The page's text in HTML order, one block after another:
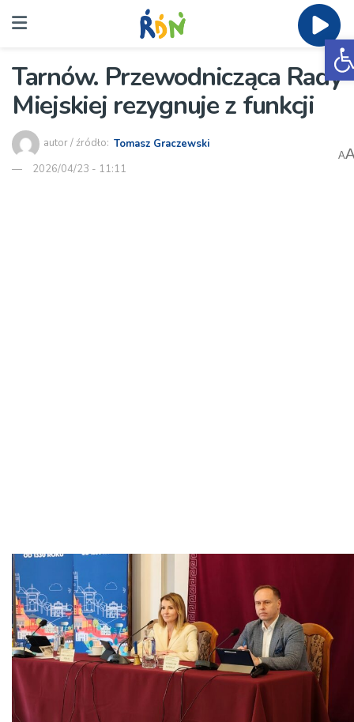
Tarnów. Przewodnicząca Rady
Miejskiej rezygnuje z funkcji
autor / źródło: Tomasz Graczewski
2026/04/23 - 11:11
A